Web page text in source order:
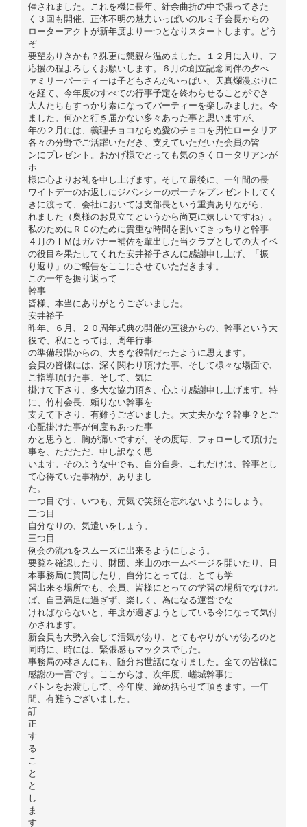
催されました。これを機に長年、紆余曲折の中で張ってきた
く３回も開催、正体不明の魅力いっぱいのルミ子会長からの
ローターアクトが新年度より一つとなりスタートします。どう
ぞ
要望ありきかも？殊更に懇親を温めました。１２月に入り、フ
応援の程よろしくお願いします。６月の創立記念同伴の夕べ
ァミリーパーティーは子どもさんがいっぱい、天真爛漫ぶりに
を経て、今年度のすべての行事予定を終わらせることができ
大人たちもすっかり素になってパーティーを楽しみました。今
ました。何かと行き届かない多々あった事と思いますが、
年の２月には、義理チョコならぬ愛のチョコを男性ロータリア
各々の分野でご活躍いただき、支えていただいた会員の皆
ンにプレゼント。おかげ様でとっても気のきくロータリアンが
ホ
様に心よりお礼を申し上げます。そして最後に、一年間の長
ワイトデーのお返しにジバンシーのポーチをプレゼントしてく
きに渡って、会社においては支部長という重責ありながら、
れました（奥様のお見立てというから尚更に嬉しいですね）。
私のためにＲＣのために貴重な時間を割いてきっちりと幹事
４月のＩＭはガバナー補佐を輩出した当クラブとしての大イベ
の役目を果たしてくれた安井裕子さんに感謝申し上げ、「振
り返り」のご報告をここにさせていただきます。
この一年を振り返って
幹事
皆様、本当にありがとうございました。
安井裕子
昨年、６月、２０周年式典の開催の直後からの、幹事という大
役で、私にとっては、周年行事
の準備段階からの、大きな役割だったように思えます。
会員の皆様には、深く関わり頂けた事、そして様々な場面で、
ご指導頂けた事、そして、気に
掛けて下さり、多大な協力頂き、心より感謝申し上げます。特
に、竹村会長、頼りない幹事を
支えて下さり、有難うございました。大丈夫かな？幹事？とご
心配掛けた事が何度もあった事
かと思うと、胸が痛いですが、その度毎、フォローして頂けた
事を、ただただ、申し訳なく思
います。そのような中でも、自分自身、これだけは、幹事とし
て心得ていた事柄が、ありまし
た。
一つ目です、いつも、元気で笑顔を忘れないようにしょう。
二つ目
自分なりの、気遣いをしょう。
三つ目
例会の流れをスムーズに出来るようにしよう。
要覧を確認したり、財団、米山のホームページを開いたり、日
本事務局に質問したり、自分にとっては、とても学
習出来る場所でも、会員、皆様にとっての学習の場所でなけれ
ば、自己満足に過ぎず、楽しく、為になる運営でな
ければならないと、年度が過ぎようとしている今になって気付
かされます。
新会員も大勢入会して活気があり、とてもやりがいがあるのと
同時に、時には、緊張感もマックスでした。
事務局の林さんにも、随分お世話になりました。全ての皆様に
感謝の一言です。ここからは、次年度、嵯城幹事に
バトンをお渡しして、今年度、締め括らせて頂きます。一年
間、有難うございました。
訂
正
す
る
こ
と
と
し
ま
す